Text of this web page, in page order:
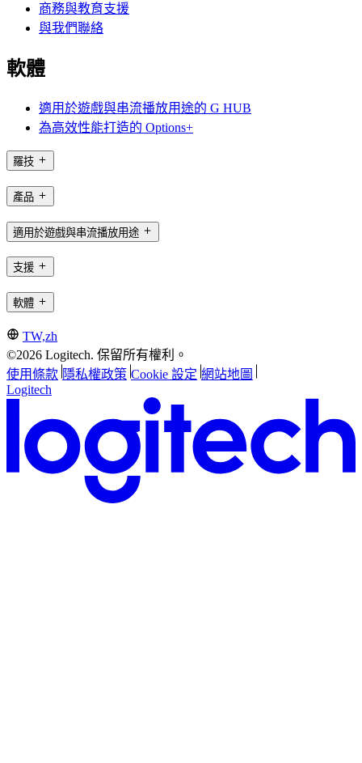
商務與教育支援
與我們聯絡
軟體
適用於遊戲與串流播放用途的 G HUB
為高效性能打造的 Options+
羅技
產品
適用於遊戲與串流播放用途
支援
軟體
TW,zh
©2026 Logitech. 保留所有權利。
使用條款 隱私權政策 Cookie 設定 網站地圖
Logitech